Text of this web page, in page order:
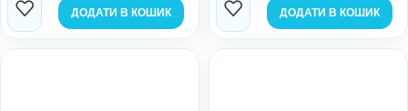
ДОДАТИ В КОШИК ДОДАТИ В КОШИК